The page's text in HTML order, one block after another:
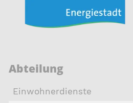
Abteilung
Einwohnerdienste